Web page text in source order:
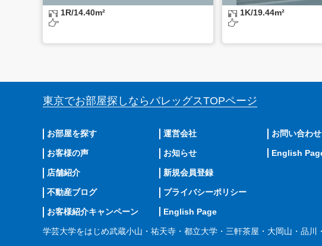
1R/14.40m² 1K/19.44m²
東京でお部屋探しならバレッグスTOPページ
お部屋を探す
お客様の声
店舗紹介
不動産ブログ
お客様紹介キャンペーン
運営会社
お知らせ
新規会員登録
プライバシーポリシー
English Page
お問い合わせ
English
学芸大学をはじめ武蔵小山・祐天寺・都立大学・三軒茶屋・大岡山・品